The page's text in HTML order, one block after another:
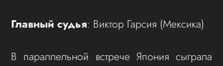
Главный судья: Виктор Гарсия (Мексика)
В параллельной встрече Япония сыграла